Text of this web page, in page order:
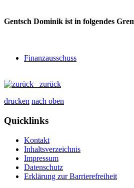
Gentsch Dominik ist in folgendes
Finanzausschuss
zurück
drucken nach oben
Quicklinks
Kontakt
Inhaltsverzeichnis
Impressum
Datenschutz
Erklärung zur Barrierefreiheit